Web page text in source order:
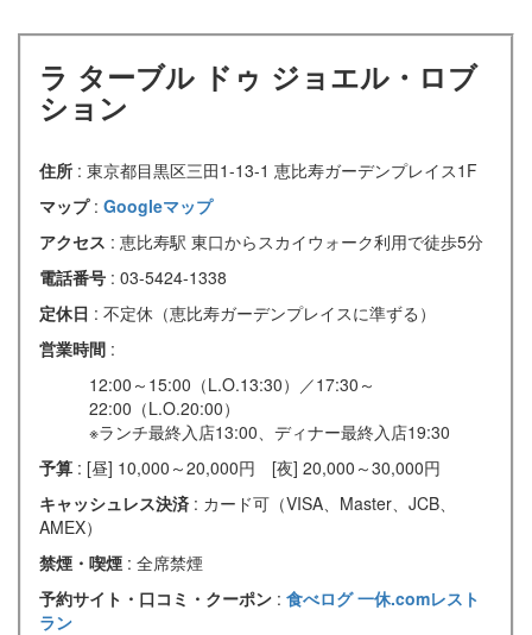
ラ ターブル ドゥ ジョエル・ロブ
ション
住所 : 東京都目黒区三田1-13-1 恵比寿ガーデンプレイス1F
マップ : Googleマップ
アクセス : 恵比寿駅 東口からスカイウォーク利用で徒歩5分
電話番号 : 03-5424-1338
定休日 : 不定休（恵比寿ガーデンプレイスに準ずる）
営業時間 :
12:00～15:00（L.O.13:30）／17:30～
22:00（L.O.20:00）
※ランチ最終入店13:00、ディナー最終入店19:30
予算 : [昼] 10,000～20,000円 [夜] 20,000～30,000円
キャッシュレス決済 : カード可（VISA、Master、JCB、
AMEX）
禁煙・喫煙 : 全席禁煙
予約サイト・口コミ・クーポン : 食べログ一休.comレスト
ラン